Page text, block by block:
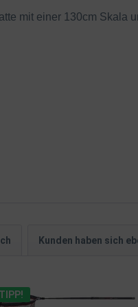
mit einer 130cm Skala
Kunden haben sich
TIPP!